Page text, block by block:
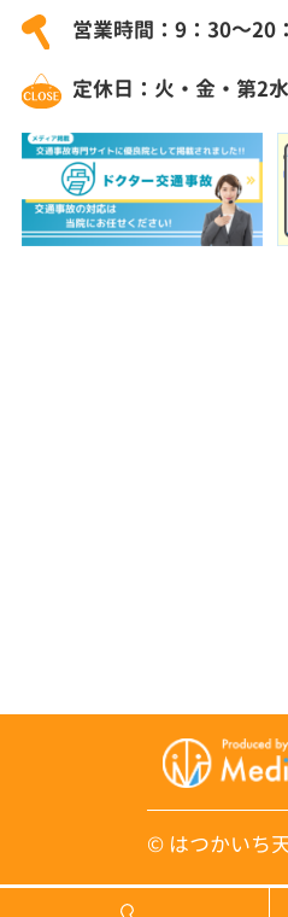
営業時間：9：30～20
定休日：火・金・第2
© はつかいち